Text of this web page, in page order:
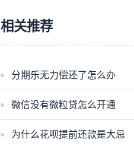
相关推荐
分期乐无力偿还了怎么办
微信没有微粒贷怎么开通
为什么花呗提前还款是大忌